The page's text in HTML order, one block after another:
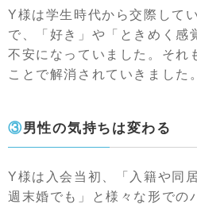
Y様は学生時代から交際して
で、「好き」や「ときめく感
不安になっていました。それ
ことで解消されていきました。
③男性の気持ちは変わる
Y様は入会当初、「入籍や同
週末婚でも」と様々な形での